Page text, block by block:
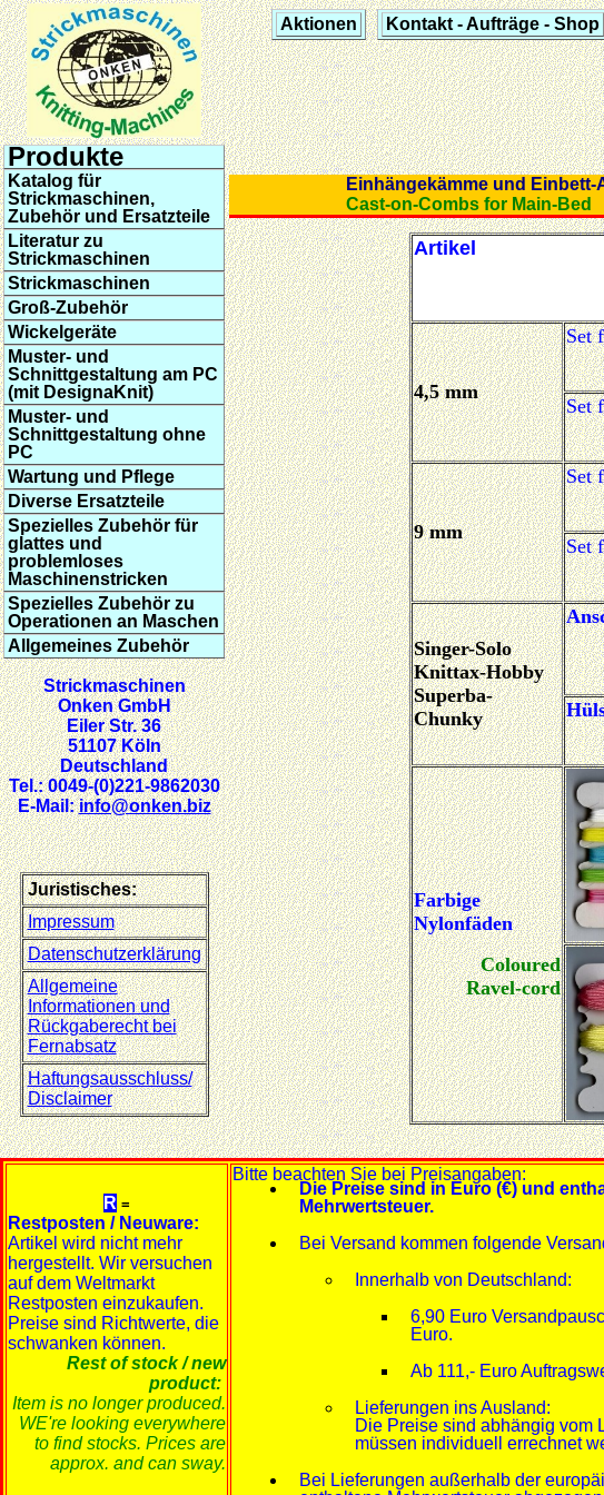
Aktionen Kontakt - Aufträge - Shop
Produkte
Katalog für
Strickmaschinen,
Zubehör und Ersatzteile
Literatur zu
Strickmaschinen
Strickmaschinen
Groß-Zubehör
Wickelgeräte
Muster- und
Schnittgestaltung am PC
(mit DesignaKnit)
Muster- und
Schnittgestaltung ohne
PC
Wartung und Pflege
Diverse Ersatzteile
Spezielles Zubehör für
glattes und
problemloses
Maschinenstricken
Spezielles Zubehör zu
Operationen an Maschen
Allgemeines Zubehör
Strickmaschinen
Onken GmbH
Eiler Str. 36
51107 Köln
Deutschland
Tel.: 0049-(0)221-9862030
E-Mail:info@onken.biz
Juristisches:
Impressum
Datenschutzerklärung
Allgemeine
Informationen und
Rückgaberecht bei
Fernabsatz
Haftungsausschluss/
Disclaimer
Einhängekämme und
Cast-on-Combs for Main-Bed
Artikel
4,5 mm
Set
Set
9 mm
Set
Set
Singer-Solo
Knittax-Hobby
Superba-
Chunky
Farbige
Nylonfäden
Coloured
Ravel-cord
R =
Restposten / Neuware:
Artikel wird nicht mehr
hergestellt. Wir versuchen
auf dem Weltmarkt
Restposten einzukaufen.
Preise sind Richtwerte, die
schwanken können.
Rest of stock / new
product:
Item is no longer produced.
WE're looking everywhere
to find stocks. Prices are
approx. and can sway.
Bitte beachten Sie bei Preisangaben:
Die Preise sind in Euro (€) und
Mehrwertsteuer.
Bei Versand kommen folgende
Innerhalb von Deutschland:
6,90 Euro
Euro.
Ab 111,- Euro
Lieferungen ins Ausland:
Die Preise sind abhängig vom
müssen individuell errechnet
Bei Lieferungen außerhalb der